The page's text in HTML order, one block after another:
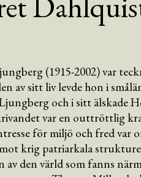
(1915-2002) var
av sitt liv levde hon i
och i sitt älskade
var en outtröttlig
för miljö och fred var
krig patriarkala
den värld som fanns